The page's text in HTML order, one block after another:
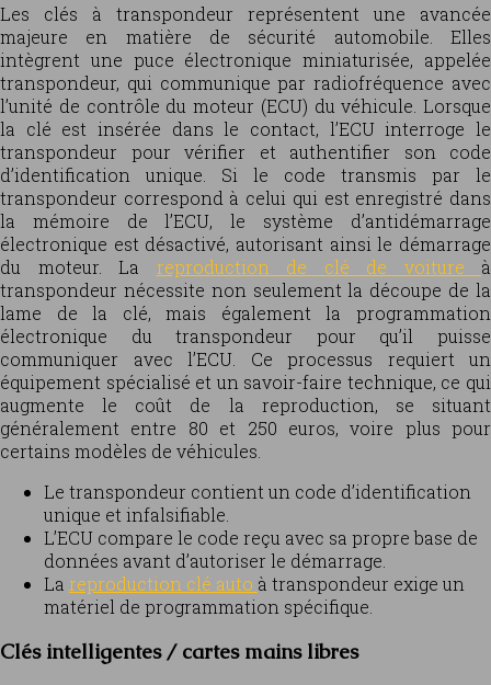
Les clés à transpondeur représentent une avancée
majeure en matière de sécurité automobile. Elles
intègrent une puce électronique miniaturisée, appelée
transpondeur, qui communique par radiofréquence avec
l’unité de contrôle du moteur (ECU) du véhicule. Lorsque
la clé est insérée dans le contact, l’ECU interroge le
transpondeur pour vérifier et authentifier son code
d’identification unique. Si le code transmis par le
transpondeur correspond à celui qui est enregistré dans
la mémoire de l’ECU, le système d’antidémarrage
électronique est désactivé, autorisant ainsi le démarrage
du moteur. La reproduction de clé de voiture à
transpondeur nécessite non seulement la découpe de la
lame de la clé, mais également la programmation
électronique du transpondeur pour qu’il puisse
communiquer avec l’ECU. Ce processus requiert un
équipement spécialisé et un savoir-faire technique, ce qui
augmente le coût de la reproduction, se situant
généralement entre 80 et 250 euros, voire plus pour
certains modèles de véhicules.
Le transpondeur contient un code d’identification
unique et infalsifiable.
L’ECU compare le code reçu avec sa propre base de
données avant d’autoriser le démarrage.
La reproduction clé auto à transpondeur exige un
matériel de programmation spécifique.
Clés intelligentes / cartes mains libres